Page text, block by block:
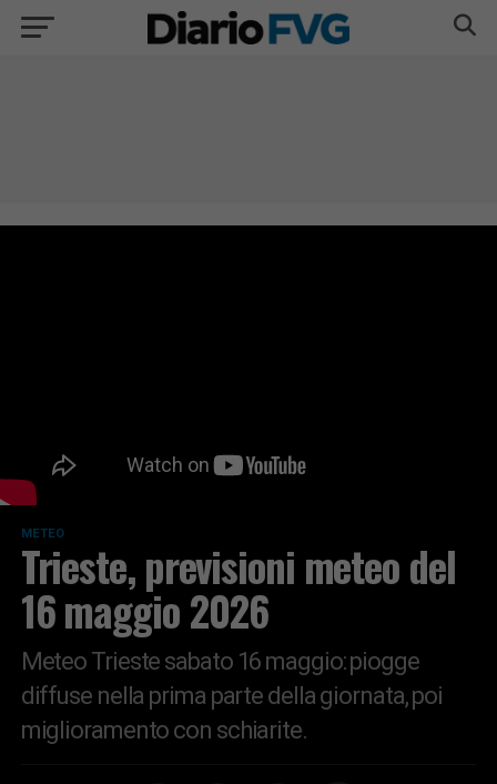
METEO
Trieste, previsioni meteo del
16 maggio 2026
Meteo Trieste sabato 16 maggio: piogge
diffuse nella prima parte della giornata, poi
miglioramento con schiarite.